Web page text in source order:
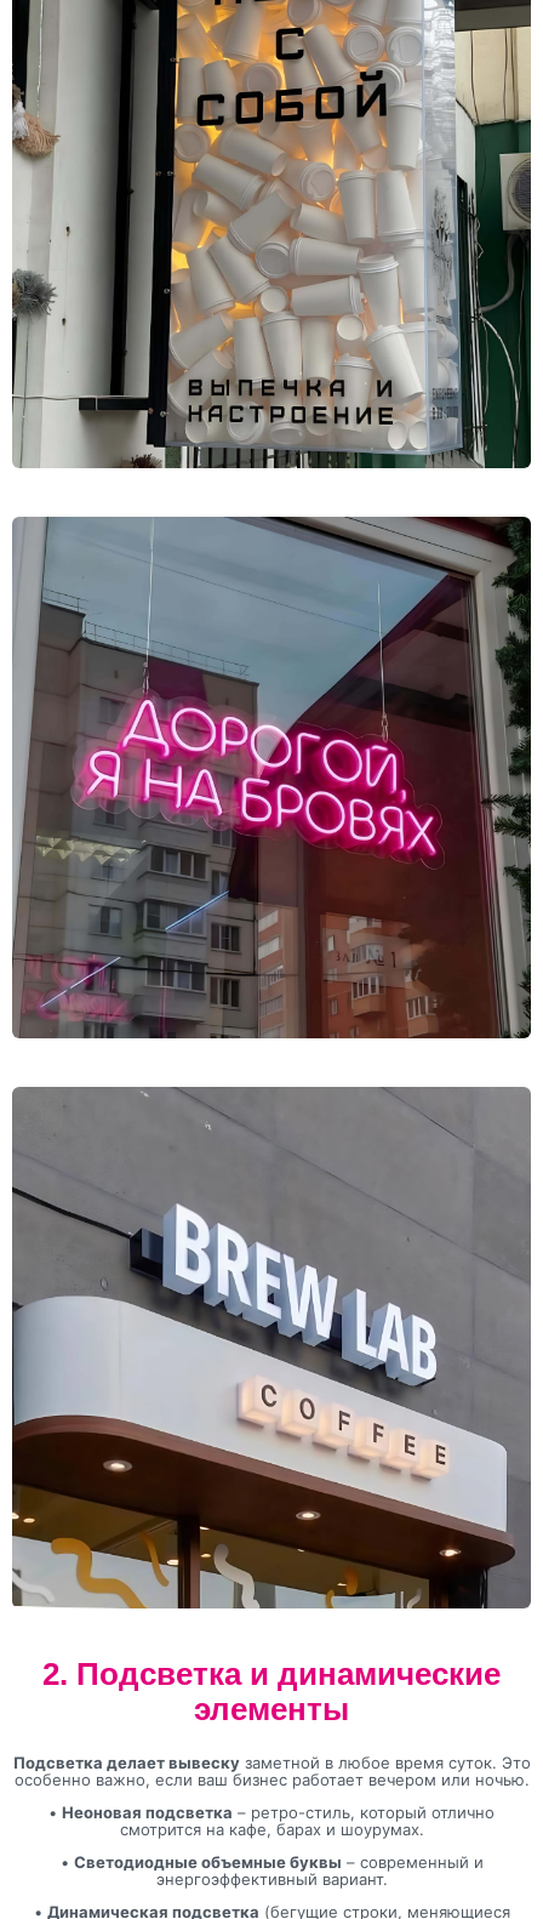
2. Подсветка и динамические
элементы
Подсветка делает вывескузаметной в любое время суток. Это
особенно важно, если ваш бизнес работает вечером или ночью.
• Неоновая подсветка – ретро-стиль, который отлично
смотрится на кафе, барах и шоурумах.
• Светодиодные объемные буквы – современный и
энергоэффективный вариант.
• Динамическая подсветка (бегущие строки, меняющиеся